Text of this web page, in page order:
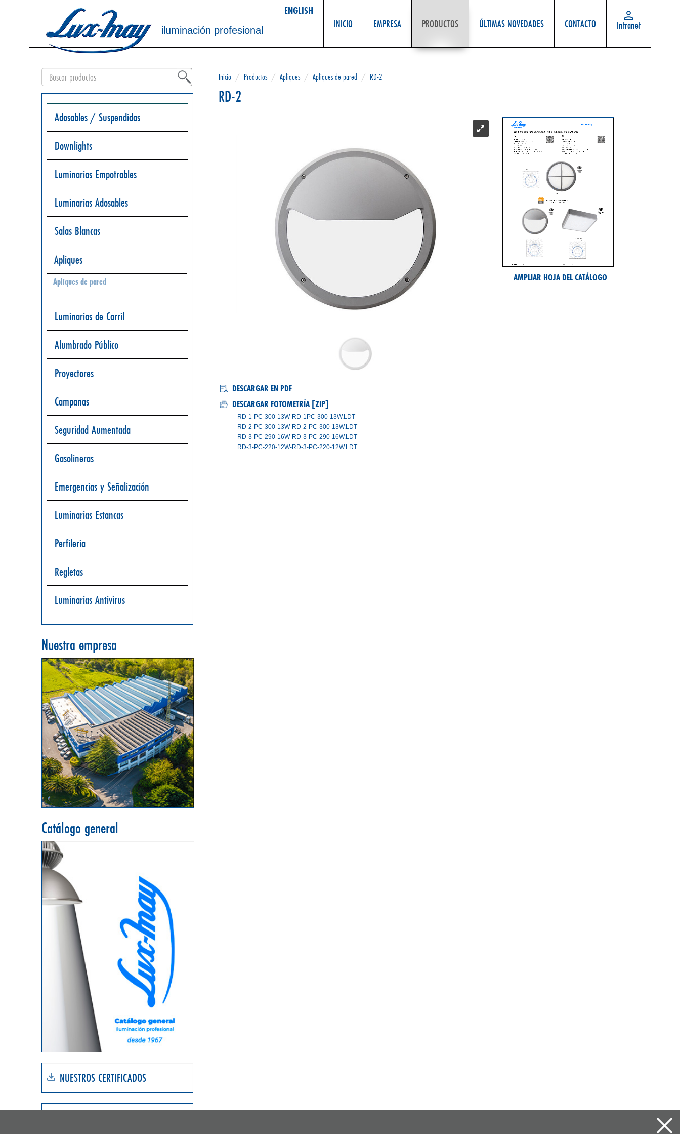
iluminación profesional
ENGLISH
INICIO EMPRESA PRODUCTOS ÚLTIMAS NOVEDADES CONTACTO Intranet
Adosables / Suspendidas
Downlights
Luminarias Empotrables
Luminarias Adosables
Salas Blancas
Apliques
Apliques de pared
Luminarias de Carril
Alumbrado Público
Proyectores
Campanas
Seguridad Aumentada
Gasolineras
Emergencias y Señalización
Luminarias Estancas
Perfileria
Regletas
Luminarias Antivirus
Nuestra empresa
Catálogo general
NUESTROS CERTIFICADOS
Inicio / Productos / Apliques / Apliques de pared / RD-2
RD-2
DESCARGAR EN PDF
DESCARGAR FOTOMETRÍA [ZIP]
RD-1-PC-300-13W-RD-1PC-300-13W.LDT
RD-2-PC-300-13W-RD-2-PC-300-13W.LDT
RD-3-PC-290-16W-RD-3-PC-290-16W.LDT
RD-3-PC-220-12W-RD-3-PC-220-12W.LDT
AMPLIAR HOJA DEL CATÁLOGO